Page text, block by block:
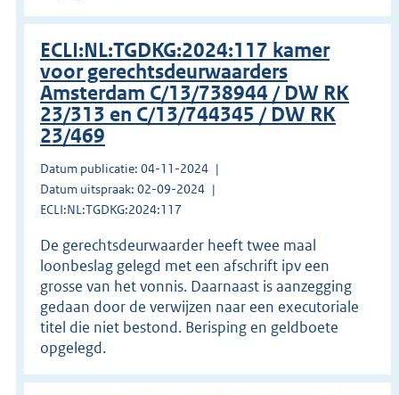
ECLI:NL:TGDKG:2024:117 kamer
voor gerechtsdeurwaarders
Amsterdam C/13/738944 / DW RK
23/313 en C/13/744345 / DW RK
23/469
Datum publicatie: 04-11-2024
Datum uitspraak: 02-09-2024
ECLI:NL:TGDKG:2024:117
De gerechtsdeurwaarder heeft twee maal
loonbeslag gelegd met een afschrift ipv een
grosse van het vonnis. Daarnaast is aanzegging
gedaan door de verwijzen naar een executoriale
titel die niet bestond. Berisping en geldboete
opgelegd.